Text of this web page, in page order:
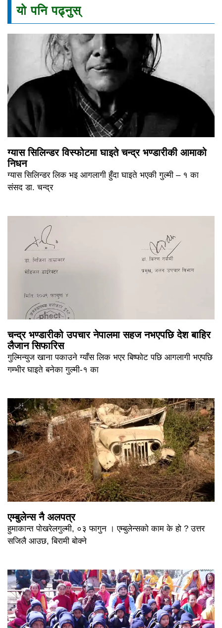
यो पनि पढ्नुस्
ग्यास सिलिन्डर विस्फोटमा घाइते चन्द्र भण्डारीकी आमाको
निधन
ग्यास सिलिन्डर लिक भइ आगलागी हुँदा घाइते भएकी गुल्मी – १ का
संसद डा. चन्द्र
चन्द्र भण्डारीको उपचार नेपालमा सहज नभएपछि देश बाहिर
लैजान सिफारिस
गुल्मिन्युज खाना पकाउने ग्याँस लिक भएर बिष्फोट पछि आगलागी भएपछि
गम्भीर घाइते बनेका गुल्मी-१ का
एम्बुलेन्स नै अलपत्र
हुमाकान्त पोखरेलगुल्मी, ०३ फागुन । एम्बुलेन्सको काम के हो ? उत्तर
सजिलै आउछ, बिरामी बोक्ने